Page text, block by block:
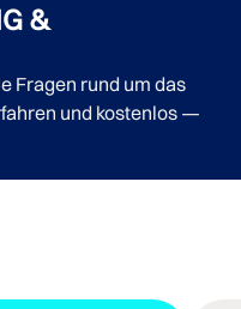
&
Fragen rund um das
und kostenlos —